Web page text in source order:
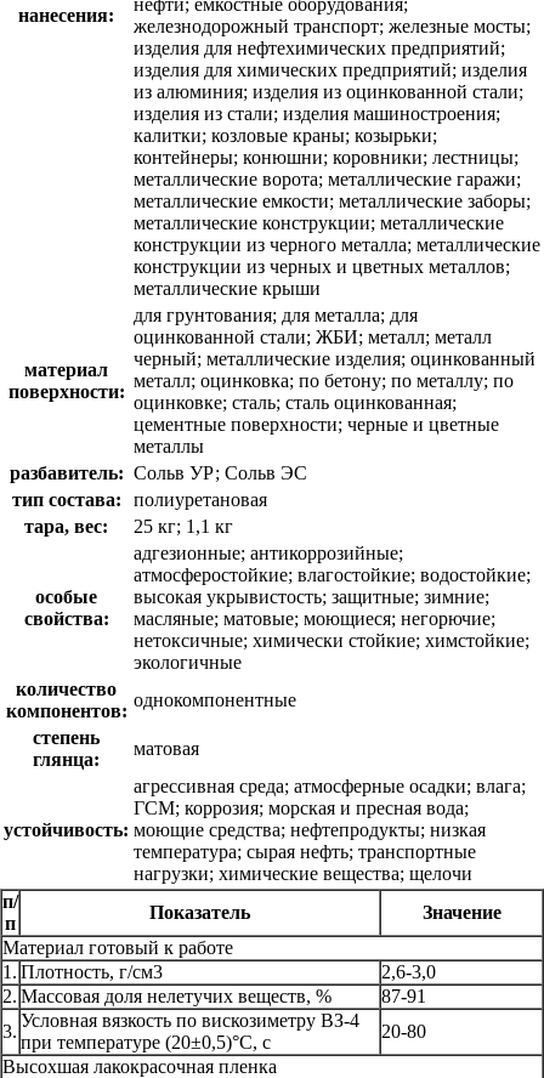
нанесения:
железнодорожный транспорт; железные мосты;
изделия для нефтехимических предприятий;
изделия для химических предприятий; изделия
из алюминия; изделия из оцинкованной стали;
изделия из стали; изделия машиностроения;
калитки; козловые краны; козырьки;
контейнеры; конюшни; коровники; лестницы;
металлические ворота; металлические гаражи;
металлические емкости; металлические заборы;
металлические конструкции; металлические
конструкции из черного металла; металлические
конструкции из черных и цветных металлов;
металлические крыши
материал
поверхности:
для грунтования; для металла; для
оцинкованной стали; ЖБИ; металл; металл
черный; металлические изделия; оцинкованный
металл; оцинковка; по бетону; по металлу; по
оцинковке; сталь; сталь оцинкованная;
цементные поверхности; черные и цветные
металлы
разбавитель: Сольв УР; Сольв ЭС
тип состава:
полиуретановая
тара, вес:
25 кг; 1,1 кг
особые
свойства:
адгезионные; антикоррозийные;
атмосферостойкие; влагостойкие; водостойкие;
высокая укрывистость; защитные; зимние;
масляные; матовые; моющиеся; негорючие;
нетоксичные; химически стойкие; химстойкие;
экологичные
количество
компонентов:
однокомпонентные
степень
глянца:
матовая
устойчивость:
агрессивная среда; атмосферные осадки; влага;
ГСМ; коррозия; морская и пресная вода;
моющие средства; нефтепродукты; низкая
температура; сырая нефть; транспортные
нагрузки; химические вещества; щелочи
п/
п
Показатель
Значение
Материал готовый к работе
1. Плотность, г/см3
2,6-3,0
2. Массовая доля нелетучих веществ, %
87-91
3.
Условная вязкость по вискозиметру ВЗ-4
при температуре (20±0,5)°С, с
20-80
Высохшая лакокрасочная пленка